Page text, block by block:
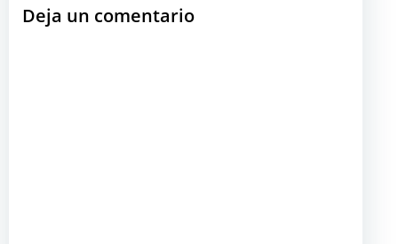
entradas
Deja un comentario